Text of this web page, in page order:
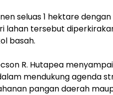
seluas 1 hektare
lahan tersebut
basah.
R. Hutapea
mendukung agenda
pangan daerah